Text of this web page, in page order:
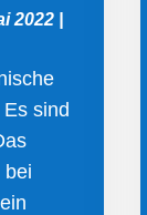
2022
sind
bei